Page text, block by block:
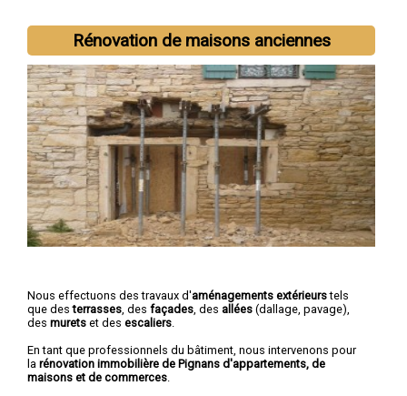
Rénovation de maisons anciennes
Nous effectuons des travaux d'aménagements extérieurstels
que desterrasses , des façades , des allées (dallage, pavage),
des murets et des escaliers
En tant que professionnels du bâtiment, nous intervenons pour
la rénovation immobilière de Pignans d'appartements, de
maisons et de commerces